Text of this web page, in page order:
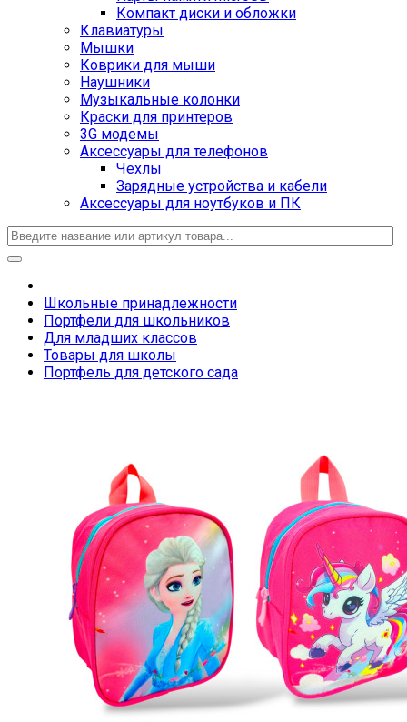
Компакт диски и обложки
Клавиатуры
Мышки
Коврики для мыши
Наушники
Музыкальные колонки
Краски для принтеров
3G модемы
Аксессуары для телефонов
Чехлы
Зарядные устройства и кабели
Аксессуары для ноутбуков и ПК
Школьные принадлежности
Портфели для школьников
Для младших классов
Товары для школы
Портфель для детского сада